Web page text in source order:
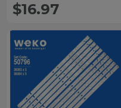
$16.97